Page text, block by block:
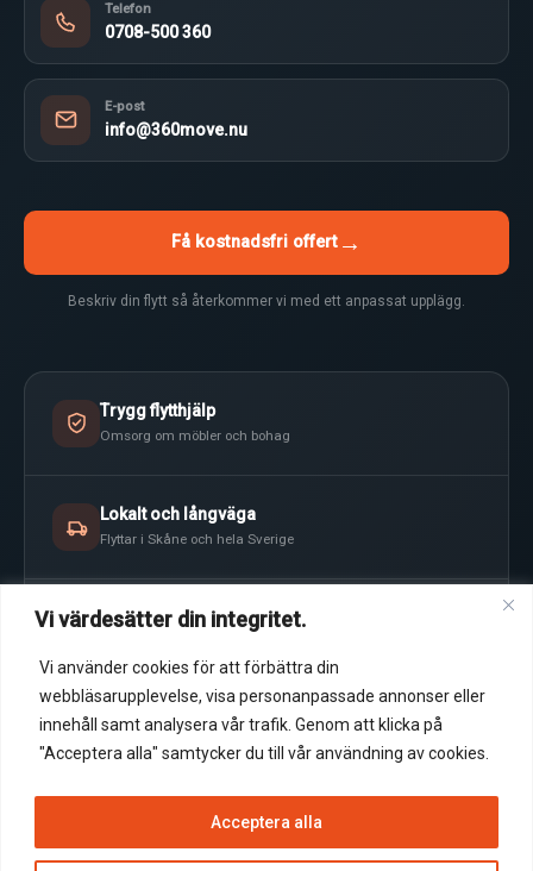
Vi värdesätter din integritet.
Vi använder cookies för att förbättra din
webbläsarupplevelse, visa personanpassade annonser eller
innehåll samt analysera vår trafik. Genom att klicka på
"Acceptera alla" samtycker du till vår användning av cookies.
Acceptera alla
Telefon
0708-500 360
E-post
info@360move.nu
Få kostnadsfri offert →
Beskriv din flytt så återkommer vi med ett anpassat upplägg.
Trygg flytthjälp
Omsorg om möbler och bohag
Lokalt och långväga
Flyttar i Skåne och hela Sverige
Tydlig planering
Kostnadsfri offert
Upplägg anpassat efter flytten
©2026360Move. Alla rättigheter reserverade.